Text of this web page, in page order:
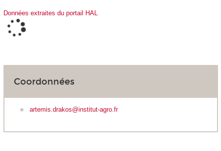
Données extraites du portail HAL
Coordonnées
artemis.drakos@institut-agro.fr